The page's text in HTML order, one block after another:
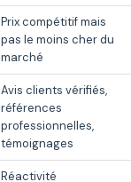
Prix compétitif mais
pas le moins cher du
marché
Avis clients vérifiés,
références
professionnelles,
témoignages
Réactivité